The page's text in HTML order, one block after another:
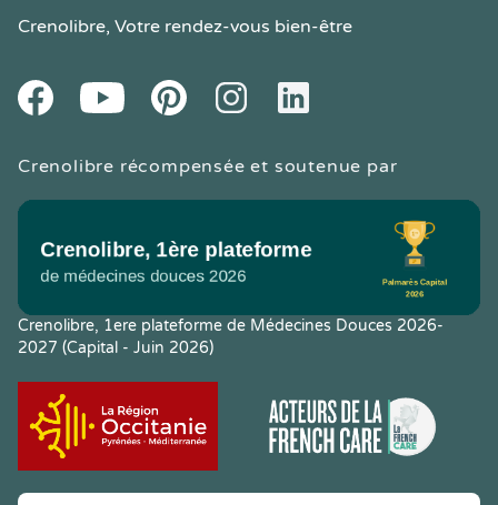
Crenolibre, Votre rendez-vous bien-être
FacebookYoutube PinteresetInstagramLinkedIn
Crenolibre récompensée et soutenue par
Crenolibre, 1ere plateforme de Médecines Douces 2026-
2027 (Capital - Juin 2026)